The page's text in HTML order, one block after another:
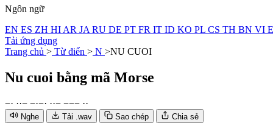
Ngôn ngữ
EN ES ZH HI AR JA RU DE PT FR IT ID KO PL CS TH BN VI
Tải ứng dụng
Trang chủ > Từ điển > N >NU CUOI
Nu cuoi bằng mã Morse
−· ··− −·−· ··− −−− ··
Nghe Tải .wav Sao chép Chia sẻ